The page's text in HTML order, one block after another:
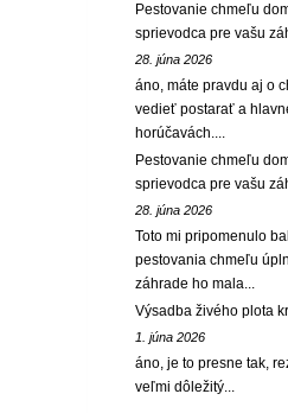
Pestovanie chmeľu
sprievodca pre vašu
28. júna 2026
áno, máte pravdu aj o
vedieť postarať a
horúčavách....
Pestovanie chmeľu
sprievodca pre vašu
28. júna 2026
Toto mi pripomenulo
pestovania chmeľu
záhrade ho mala...
Výsadba živého plota
1. júna 2026
áno, je to presne tak,
veľmi dôležitý...